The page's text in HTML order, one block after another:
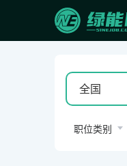
全国
职位类别